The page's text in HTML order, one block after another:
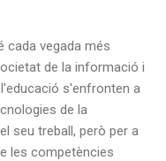
cada vegada més
de la informació i
s'enfronten a
de la
seu treball, però per a
les competències